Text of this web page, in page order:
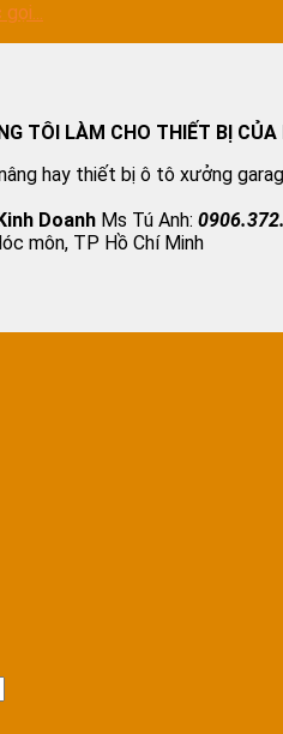
TÔI LÀM CHO THIẾT BỊ
hay thiết bị ô tô xưởng
Doanh Ms Tú Anh:
môn, TP Hồ Chí Minh